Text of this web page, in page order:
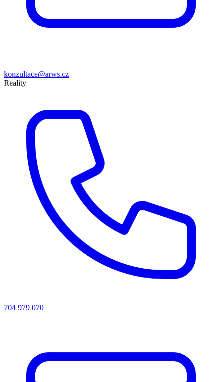
konzultace@arws.cz
Reality
704 979 070